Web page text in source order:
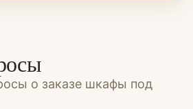
о заказе шкафы под